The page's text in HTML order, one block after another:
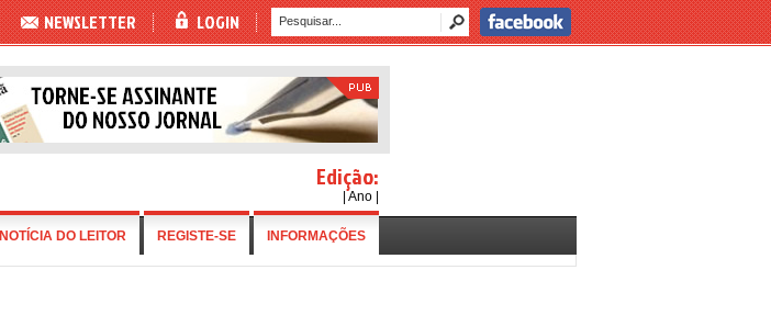
NEWSLETTER LOGIN
Edição:
| Ano |
NOTÍCIA DO LEITOR REGISTE-SE INFORMAÇÕES